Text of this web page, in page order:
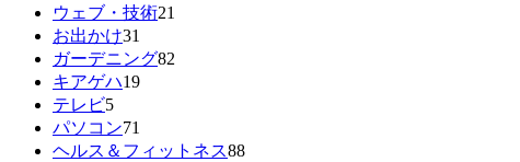
ウェブ・技術21
お出かけ31
ガーデニング82
キアゲハ19
テレビ5
パソコン71
ヘルス＆フィットネス88